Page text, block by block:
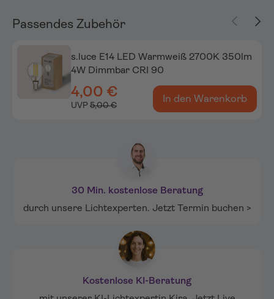
Passendes Zubehör Vorherige
s.luce E14 LED Warmweiß 2700K 350lm
4W Dimmbar CRI 90
4,00 €
UVP 5,00 €
In den Warenkorb
30 Min. kostenlose Beratung
durch unsere Lichtexperten. Jetzt Termin buchen >
Kostenlose KI-Beratung